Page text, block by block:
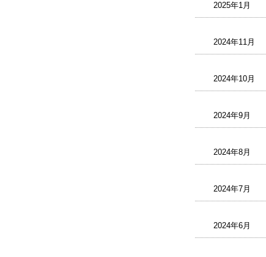
2025年1月
2024年11月
2024年10月
2024年9月
2024年8月
2024年7月
2024年6月